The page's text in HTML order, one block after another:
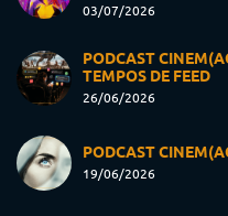
03/07/2026
PODCAST
TEMPOS DE FEED
26/06/2026
PODCAST
19/06/2026